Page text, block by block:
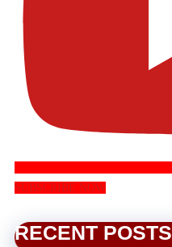
SUBSCRIBE NOW
RECENT POSTS